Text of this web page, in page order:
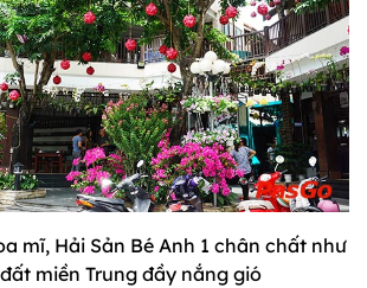
mĩ, Hải Sản Bé Anh 1 chân chất như
miền Trung đầy nắng gió